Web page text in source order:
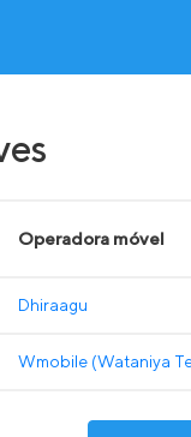
Operadora móvel
Dhiraagu
Wmobile (Wataniya